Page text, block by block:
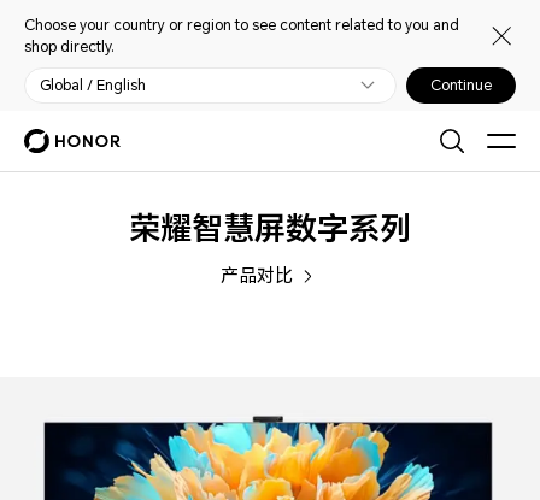
Choose your country or region to see content related to you and
shop directly.
Global / English Continue
荣耀智慧屏数字系列
产品对比